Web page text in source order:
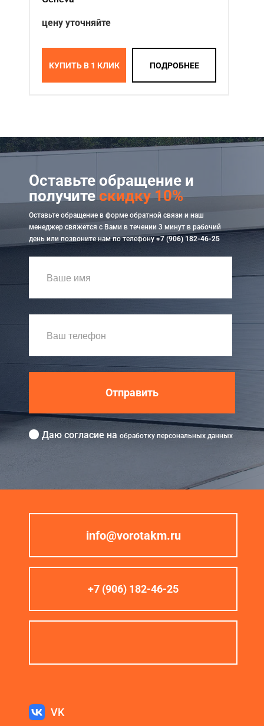
цену уточняйте
КУПИТЬ В 1 КЛИК ПОДРОБНЕЕ
Оставьте обращение и
получитескидку 10%
Оставьте обращение в форме обратной связи и наш
менеджер свяжется с Вами в течении 3 минут в рабочий
день или позвоните нам по телефону+7 (906) 182-46-25
Отправить
Даю согласие на обработку персональных данных
info@vorotakm.ru
+7 (906) 182-46-25
VK